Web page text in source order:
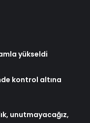
yükseldi
kontrol altına
unutmayacağız,